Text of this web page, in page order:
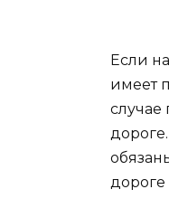
Если
имеет
случае